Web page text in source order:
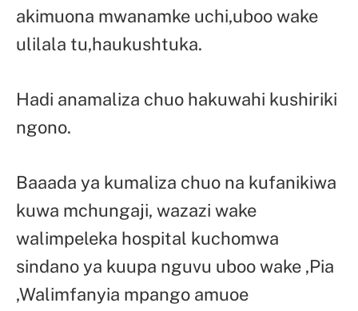
akimuona mwanamke uchi,uboo wake
ulilala tu,haukushtuka.
Hadi anamaliza chuo hakuwahi kushiriki
ngono.
Baaada ya kumaliza chuo na kufanikiwa
kuwa mchungaji, wazazi wake
walimpeleka hospital kuchomwa
sindano ya kuupa nguvu uboo wake ,Pia
,Walimfanyia mpango amuoe